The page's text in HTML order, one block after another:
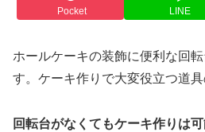
Pocket LINE
ホールケーキの装飾に便利な回
す。ケーキ作りで大変役立つ道具
回転台がなくてもケーキ作りは